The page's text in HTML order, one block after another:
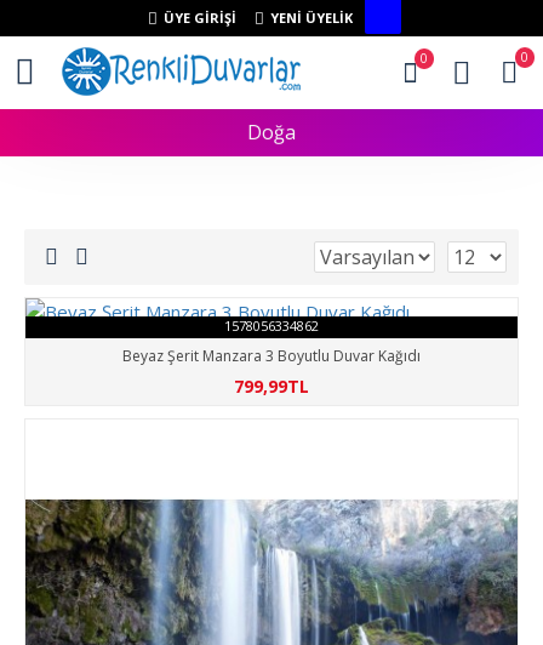
ÜYE GIRIŞI YENI ÜYELIK
0 0
Doğa
1578056334862
Beyaz Şerit Manzara 3 Boyutlu Duvar Kağıdı
799,99TL